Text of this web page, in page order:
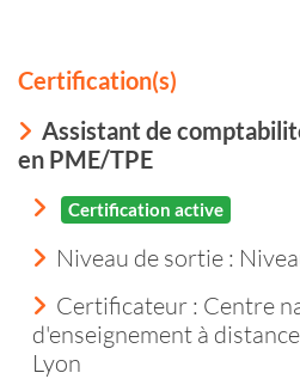
Certification(s)
Assistant de
en PME/TPE
Certification active
Niveau de sortie :
Certificateur : Centre
d'enseignement à
Lyon